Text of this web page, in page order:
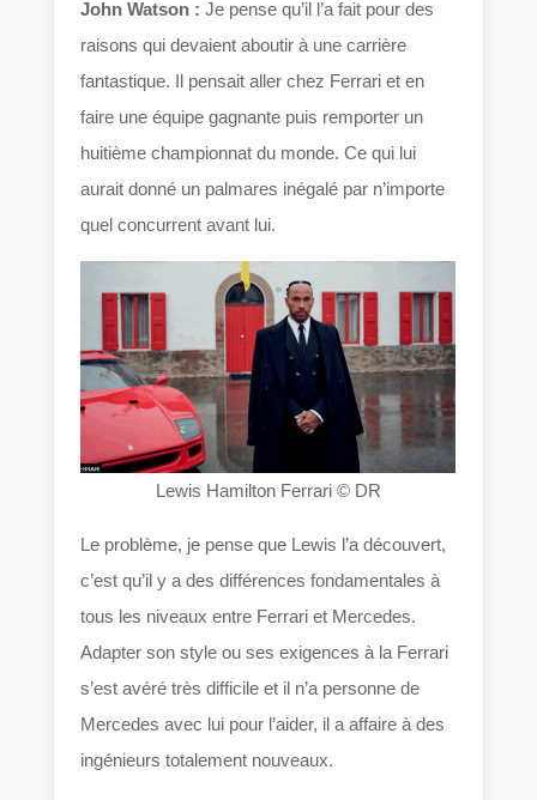
John Watson : Je pense qu’il l’a fait pour des
raisons qui devaient aboutir à une carrière
fantastique. Il pensait aller chez Ferrari et en
faire une équipe gagnante puis remporter un
huitième championnat du monde. Ce qui lui
aurait donné un palmares inégalé par n’importe
quel concurrent avant lui.
Lewis Hamilton Ferrari © DR
Le problème, je pense que Lewis l’a découvert,
c’est qu’il y a des différences fondamentales à
tous les niveaux entre Ferrari et Mercedes.
Adapter son style ou ses exigences à la Ferrari
s’est avéré très difficile et il n’a personne de
Mercedes avec lui pour l’aider, il a affaire à des
ingénieurs totalement nouveaux.